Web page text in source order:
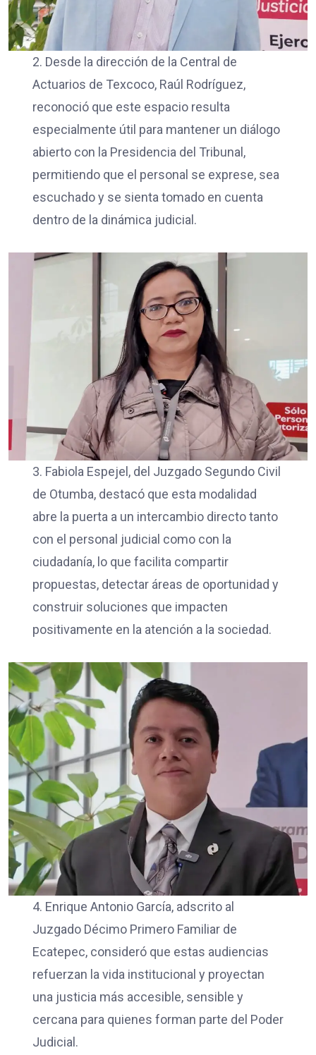
2. Desde la dirección de la Central de
Actuarios de Texcoco, Raúl Rodríguez,
reconoció que este espacio resulta
especialmente útil para mantener un diálogo
abierto con la Presidencia del Tribunal,
permitiendo que el personal se exprese, sea
escuchado y se sienta tomado en cuenta
dentro de la dinámica judicial.
3. Fabiola Espejel, del Juzgado Segundo Civil
de Otumba, destacó que esta modalidad
abre la puerta a un intercambio directo tanto
con el personal judicial como con la
ciudadanía, lo que facilita compartir
propuestas, detectar áreas de oportunidad y
construir soluciones que impacten
positivamente en la atención a la sociedad.
4. Enrique Antonio García, adscrito al
Juzgado Décimo Primero Familiar de
Ecatepec, consideró que estas audiencias
refuerzan la vida institucional y proyectan
una justicia más accesible, sensible y
cercana para quienes forman parte del Poder
Judicial.